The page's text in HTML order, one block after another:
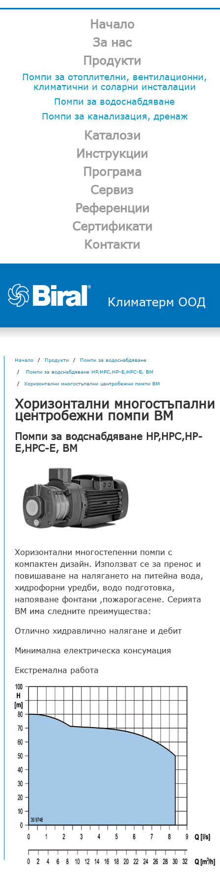
Начало
За нас
Продукти
Помпи за отоплителни, вентилационни,
климатични и соларни инсталации
Помпи за водоснабдяване
Помпи за канализация, дренаж
Каталози
Инструкции
Програма
Сервиз
Референции
Сертификати
Контакти
Климатерм ООД
Начало Продукти
Помпи за водоснабдяване
Помпи за водснабдяване HP,HPC,HP-E,HPC-E, BM
Хоризонтални многостъпални центробежни помпи BM
Хоризонтални многостъпални
центробежни помпи BM
Помпи за водснабдяване HP,HPC,HP-
E,HPC-E, BM
Хоризонтални многостепенни помпи с
компактен дизайн. Използват се за пренос и
повишаване на налягането на питейна вода,
хидрофорни уредби, водо подготовка,
напояване фонтани ,пожарогасене. Серията
BM има следните преимущества:
Отлично хидравлично налягане и дебит
Минимална електрическа консумация
Екстремална работа